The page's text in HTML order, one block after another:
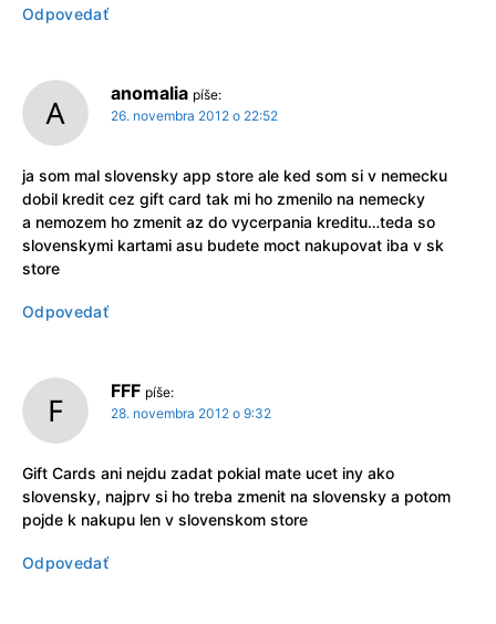
Odpovedať
anomalia píše:
26. novembra 2012 o 22:52
ja som mal slovensky app store ale ked som si v nemecku
dobil kredit cez gift card tak mi ho zmenilo na nemecky
a nemozem ho zmenit az do vycerpania kreditu…teda so
slovenskymi kartami asu budete moct nakupovat iba v sk
store
Odpovedať
FFF píše:
28. novembra 2012 o 9:32
Gift Cards ani nejdu zadat pokial mate ucet iny ako
slovensky, najprv si ho treba zmenit na slovensky a potom
pojde k nakupu len v slovenskom store
Odpovedať